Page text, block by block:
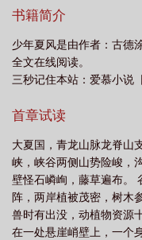
观看 少年夏风母亲叫什么
费观看 少年 夏日 少年
淳 少年夏风类似的
涂油 夏季的少年
风462章节目录 少年夏风第9
风 全文阅读 少年夏风517章
536章 少年夏风TXT奇书网
新 少年夏风427章 少年
499 关于少年夏天的唯美句
书籍简介
少年夏风是由作者：古德
全文在线阅读。
三秒记住本站：爱慕小说
首章试读
大夏国，青龙山脉龙脊山
峡，峡谷两侧山势险峻，
壁怪石嶙峋，藤草遍布。
阵，两岸植被茂密，树木
兽时有出没，动植物资源
在一处悬崖峭壁上，一个